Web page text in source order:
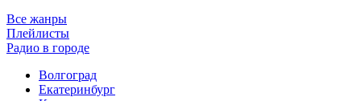
Все жанры
Плейлисты
Радио в городе
Волгоград
Екатеринбург